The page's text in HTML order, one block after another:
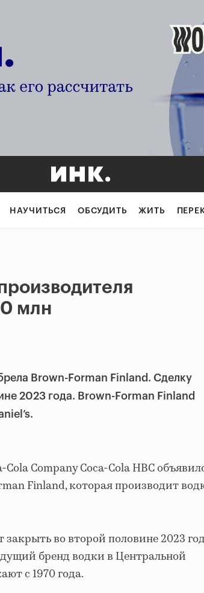
НАУЧИТЬСЯ ОБСУДИТЬ ЖИТЬ
млн
Brown-Forman Finland. Сделку
2023 года. Brown-Forman Finland
Company Coca-Cola HBC
Finland, которая производит
во второй половине 2023
бренд водки в Центральной
с 1970 года.